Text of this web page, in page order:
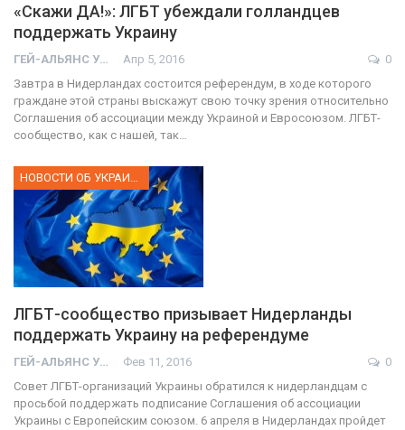
«Скажи ДА!»: ЛГБТ убеждали голландцев
поддержать Украину
ГЕЙ-АЛЬЯНС УКРАИНА Апр 5, 2016
0
Завтра в Нидерландах состоится референдум, в ходе которого
граждане этой страны выскажут свою точку зрения относительно
Соглашения об ассоциации между Украиной и Евросоюзом. ЛГБТ-
сообщество, как с нашей, так…
ЛГБТ-сообщество призывает Нидерланды
поддержать Украину на референдуме
ГЕЙ-АЛЬЯНС УКРАИНА Фев 11, 2016
0
Совет ЛГБТ-организаций Украины обратился к нидерландцам с
просьбой поддержать подписание Соглашения об ассоциации
Украины с Европейским союзом. 6 апреля в Нидерландах пройдет